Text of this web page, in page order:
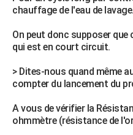
chauffage de l'eau de lavage.
On peut donc supposer
qui est en court circuit.
> Dites-nous quand même
compter du lancement du
A vous de vérifier la
ohmmètre (résistance de